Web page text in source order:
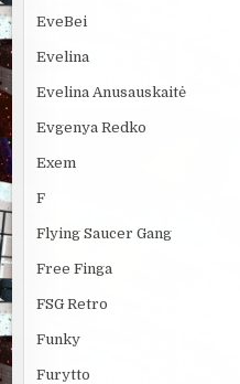
EveBei
Evelina
Evelina Anusauskaitė
Evgenya Redko
Exem
F
Flying Saucer Gang
Free Finga
FSG Retro
Funky
Furytto